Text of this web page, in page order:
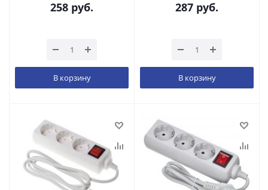
258 руб.
В корзину
287 руб.
В корзину